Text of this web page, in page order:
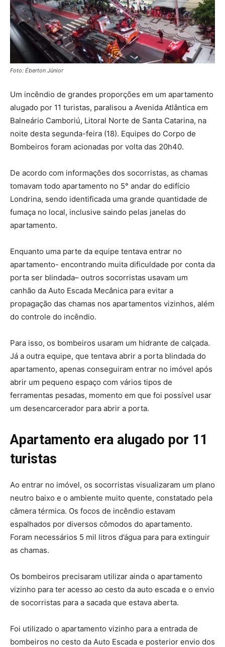
Foto: Éberton Júnior
Um incêndio de grandes proporções em um apartamento
alugado por 11 turistas, paralisou a Avenida Atlântica em
Balneário Camboriú, Litoral Norte de Santa Catarina, na
noite desta segunda-feira (18). Equipes do Corpo de
Bombeiros foram acionadas por volta das 20h40.
De acordo com informações dos socorristas, as chamas
tomavam todo apartamento no 5° andar do edifício
Londrina, sendo identificada uma grande quantidade de
fumaça no local, inclusive saindo pelas janelas do
apartamento.
Enquanto uma parte da equipe tentava entrar no
apartamento- encontrando muita dificuldade por conta da
porta ser blindada– outros socorristas usavam um
canhão da Auto Escada Mecânica para evitar a
propagação das chamas nos apartamentos vizinhos, além
do controle do incêndio.
Para isso, os bombeiros usaram um hidrante de calçada.
Já a outra equipe, que tentava abrir a porta blindada do
apartamento, apenas conseguiram entrar no imóvel após
abrir um pequeno espaço com vários tipos de
ferramentas pesadas, momento em que foi possível usar
um desencarcerador para abrir a porta.
Apartamento era alugado por 11
turistas
Ao entrar no imóvel, os socorristas visualizaram um plano
neutro baixo e o ambiente muito quente, constatado pela
câmera térmica. Os focos de incêndio estavam
espalhados por diversos cômodos do apartamento.
Foram necessários 5 mil litros d’água para para extinguir
as chamas.
Os bombeiros precisaram utilizar ainda o apartamento
vizinho para ter acesso ao cesto da auto escada e o envio
de socorristas para a sacada que estava aberta.
Foi utilizado o apartamento vizinho para a entrada de
bombeiros no cesto da Auto Escada e posterior envio dos